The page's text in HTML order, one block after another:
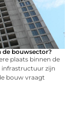
de bouwsector?
plaats binnen de
infrastructuur zijn
bouw vraagt